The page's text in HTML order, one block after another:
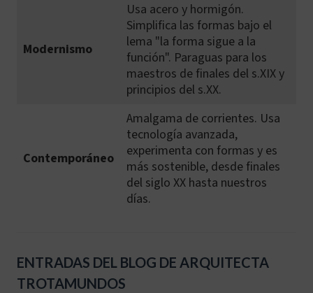
Modernismo
Usa acero y hormigón.
Simplifica las formas bajo el
lema "la forma sigue a la
función". Paraguas para los
maestros de finales del s.XIX y
principios del s.XX.
Contemporáneo
Amalgama de corrientes. Usa
tecnología avanzada,
experimenta con formas y es
más sostenible, desde finales
del siglo XX hasta nuestros
días.
ENTRADAS DEL BLOG DE ARQUITECTA
TROTAMUNDOS